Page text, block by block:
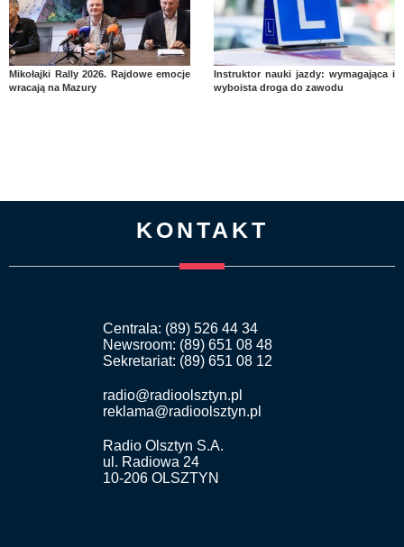
Mikołajki Rally 2026. Rajdowe emocje
wracają na Mazury
Instruktor nauki jazdy: wymagająca i
wyboista droga do zawodu
KONTAKT
Centrala: (89) 526 44 34
Newsroom: (89) 651 08 48
Sekretariat: (89) 651 08 12
radio@radioolsztyn.pl
reklama@radioolsztyn.pl
Radio Olsztyn S.A.
ul. Radiowa 24
10-206 OLSZTYN